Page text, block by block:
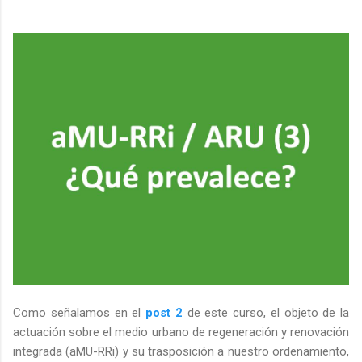
Como señalamos en el post 2 de este curso, el objeto de la
actuación sobre el medio urbano de regeneración y renovación
integrada (aMU-RRi) y su trasposición a nuestro ordenamiento,